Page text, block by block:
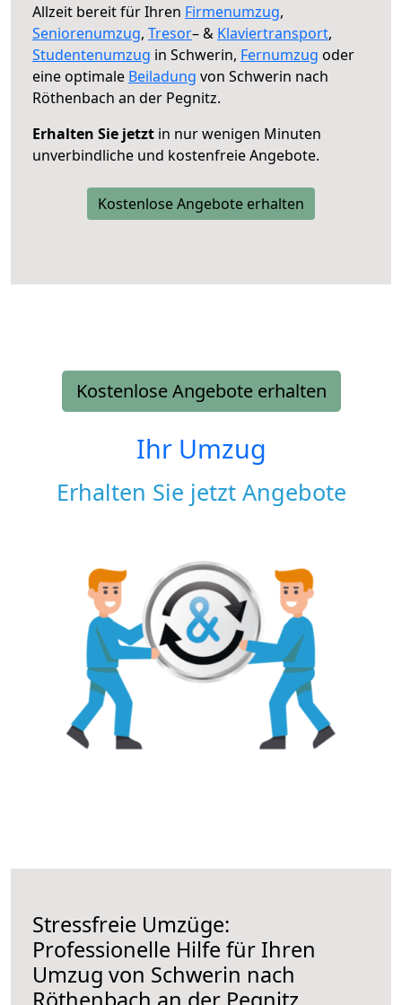
Allzeit bereit für Ihren Firmenumzug,
Seniorenumzug, Tresor– & Klaviertransport,
Studentenumzug in Schwerin, Fernumzug oder
eine optimale Beiladung von Schwerin nach
Röthenbach an der Pegnitz.
Erhalten Sie jetzt in nur wenigen Minuten
unverbindliche und kostenfreie Angebote.
Kostenlose Angebote erhalten
Kostenlose Angebote erhalten
Ihr Umzug
Erhalten Sie jetzt Angebote
Stressfreie Umzüge:
Professionelle Hilfe für Ihren
Umzug von Schwerin nach